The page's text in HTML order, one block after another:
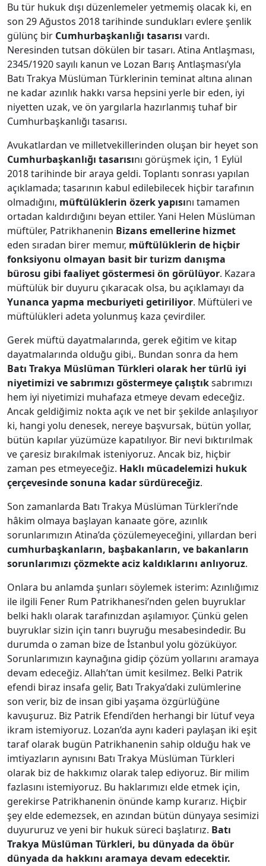
Bu tür hukuk dışı düzenlemeler yetmemiş olacak ki, en
son 29 Ağustos 2018 tarihinde sundukları evlere şenlik
gülünç bir Cumhurbaşkanlığı tasarısı vardı.
Neresinden tutsan dökülen bir tasarı. Atina Antlaşması,
2345/1920 sayılı kanun ve Lozan Barış Antlaşması’yla
Batı Trakya Müslüman Türklerinin teminat altına alınan
ne kadar azınlık hakkı varsa hepsini yerle bir eden, iyi
niyetten uzak, ve ön yargılarla hazırlanmış tuhaf bir
Cumhurbaşkanlığı tasarısı.
Avukatlardan ve milletvekillerinden oluşan bir heyet son
Cumhurbaşkanlığı tasarısını görüşmek için, 1 Eylül
2018 tarihinde bir araya geldi. Toplantı sonrası yapılan
açıklamada; tasarının kabul edilebilecek hiçbir tarafının
olmadığını, müftülüklerin özerk yapısını tamamen
ortadan kaldırdığını beyan ettiler. Yani Helen Müslüman
müftüler, Patrikhanenin Bizans emellerine hizmet
eden sıradan birer memur, müftülüklerin de hiçbir
fonksiyonu olmayan basit bir turizm danışma
bürosu gibi faaliyet göstermesi ön görülüyor. Kazara
müftülük bir duyuru çıkaracak olsa, bu açıklamayı da
Yunanca yapma mecburiyeti getiriliyor. Müftüleri ve
müftülükleri adeta yolunmuş kaza çevirdiler.
Gerek müftü dayatmalarında, gerek eğitim ve kitap
dayatmalarında olduğu gibi,. Bundan sonra da hem
Batı Trakya Müslüman Türkleri olarak her türlü iyi
niyetimizi ve sabrımızı göstermeye çalıştıksabrımızı
hem iyi niyetimizi muhafaza etmeye devam edeceğiz.
Ancak geldiğimiz nokta açık ve net bir şekilde anlaşılıyor
ki, hangi yolu denesek, nereye başvursak, bütün yollar,
bütün kapılar yüzümüze kapatılıyor. Bir nevi bıktırılmak
ve çaresiz bırakılmak isteniyoruz. Ancak biz, hiçbir
zaman pes etmeyeceğiz. Haklı mücadelemizi hukuk
çerçevesinde sonuna kadar sürdüreceğiz.
Son zamanlarda Batı Trakya Müslüman Türkleri’nde
hâkim olmaya başlayan kanaate göre, azınlık
sorunlarımızın Atina’da çözülemeyeceğini, yıllardan beri
cumhurbaşkanların, başbakanların, ve bakanların
sorunlarımızı çözmekte aciz kaldıklarını anlıyoruz.
Onlara bu anlamda şunları söylemek isterim: Azınlığımız
ile ilgili Fener Rum Patrikhanesi’nden gelen buyruklar
belki haklı olarak tarafınızdan aşılamıyor. Çünkü gelen
buyruklar sizin için tanrı buyruğu mesabesindedir. Bu
durumda o zaman bize de İstanbul yolu gözüküyor.
Sorunlarımızın kaynağına gidip çözüm yollarını aramaya
devam edeceğiz. Allah’tan ümit kesilmez. Belki Patrik
efendi biraz insafa gelir, Batı Trakya’daki zulümlerine
son verir, biz de insan gibi yaşama özgürlüğüne
kavuşuruz. Biz Patrik Efendi’den herhangi bir lütuf veya
ikram istemiyoruz. Lozan’da aynı kaderi paylaşan iki eşit
taraf olarak bugün Patrikhanenin sahip olduğu hak ve
imtiyazların aynısını Batı Trakya Müslüman Türkleri
olarak biz de hakkımız olarak talep ediyoruz. Bir milim
fazlasını istemiyoruz. Bu haklarımızı elde etmek için,
gerekirse Patrikhanenin önünde kamp kurarız. Hiçbir
şey elde edemezsek, en azından bütün dünyaya sesimizi
duyururuz ve yeni bir hukuk süreci başlatırız. Batı
Trakya Müslüman Türkleri, bu dünyada da öbür
dünyada da hakkını aramaya devam edecektir.